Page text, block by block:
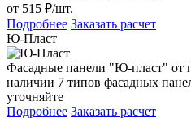
от 515 ₽/шт.
Подробнее Заказать расчет
Ю-Пласт
Фасадные панели "Ю-пласт" от
наличии 7 типов фасадных
уточняйте
Подробнее Заказать расчет